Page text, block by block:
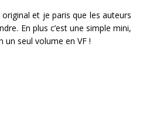
et je paris que les auteurs
En plus c’est une simple mini,
un seul volume en VF !